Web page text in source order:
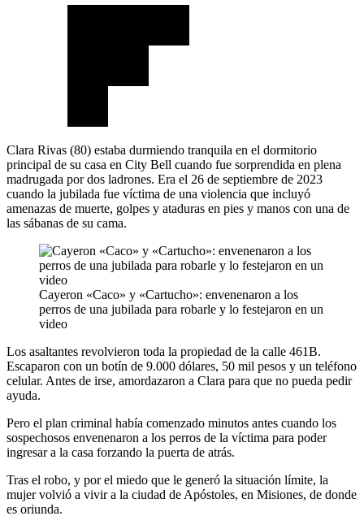
Clara Rivas (80) estaba durmiendo tranquila en el dormitorio
principal de su casa en City Bell cuando fue sorprendida en plena
madrugada por dos ladrones. Era el 26 de septiembre de 2023
cuando la jubilada fue víctima de una violencia que incluyó
amenazas de muerte, golpes y ataduras en pies y manos con una de
las sábanas de su cama.
Cayeron «Caco» y «Cartucho»: envenenaron a los
perros de una jubilada para robarle y lo festejaron en un
video
Los asaltantes revolvieron toda la propiedad de la calle 461B.
Escaparon con un botín de 9.000 dólares, 50 mil pesos y un teléfono
celular. Antes de irse, amordazaron a Clara para que no pueda pedir
ayuda.
Pero el plan criminal había comenzado minutos antes cuando los
sospechosos envenenaron a los perros de la víctima para poder
ingresar a la casa forzando la puerta de atrás.
Tras el robo, y por el miedo que le generó la situación límite, la
mujer volvió a vivir a la ciudad de Apóstoles, en Misiones, de donde
es oriunda.